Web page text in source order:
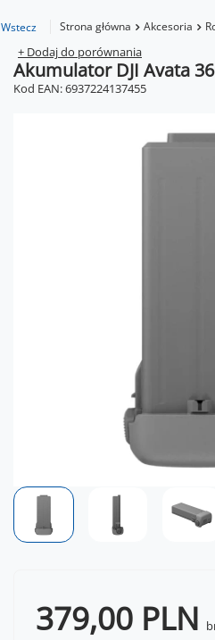
Wstecz Strona główna Akcesoria
+ Dodaj do porównania
Akumulator DJI Avata
Kod EAN: 6937224137455
379,00 PLN